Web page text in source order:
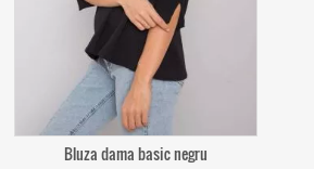
Bluza dama basic negru